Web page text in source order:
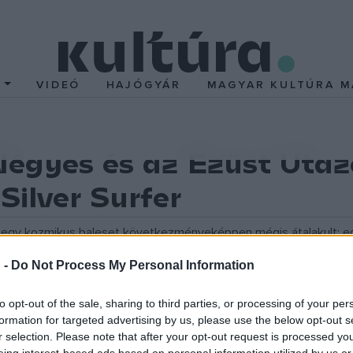
- Do Not Process My Personal Information
opt-out of the sale, sharing to third parties, or processing of your
for targeted advertising by us, please use the below opt-out
selection. Please note that after your opt-out request is processed
VIDEÓ HAJÓGYÁR MAGYAR KULTÚRA
és az Ezüst
Surfer
kozmikus baleset következményeképpen mégis átalakult:
a tűz. Mivel kigyógyulni nem lehet belőlük,
a galaxison túlról érkezett ellenséggel kell
káosz meg szenvedés jár a nyomában. És négy
Doomot is könnyebb lesz legyőzniük.